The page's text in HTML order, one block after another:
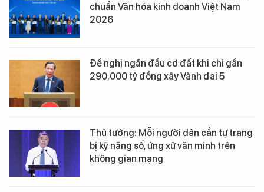
chuẩn Văn hóa kinh doanh Việt Nam
2026
Đề nghị ngăn đầu cơ đất khi chi gần
290.000 tỷ đồng xây Vành đai 5
Thủ tướng: Mỗi người dân cần tự trang
bị kỹ năng số, ứng xử văn minh trên
không gian mạng